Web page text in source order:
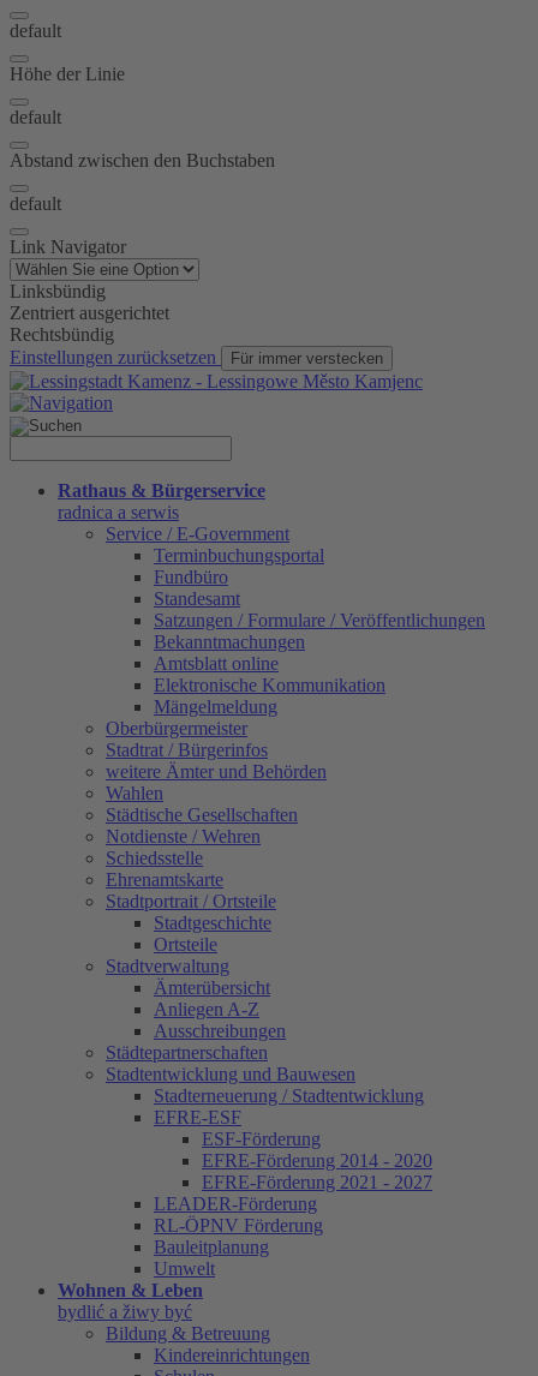
default
Höhe der Linie
default
Abstand zwischen den Buchstaben
default
Link Navigator
Linksbündig
Zentriert ausgerichtet
Rechtsbündig
Einstellungen zurücksetzen
Für immer verstecken
Rathaus & Bürgerservice
radnica a serwis
Service / E-Government
Terminbuchungsportal
Fundbüro
Standesamt
Satzungen / Formulare / Veröffentlichungen
Bekanntmachungen
Amtsblatt online
Elektronische Kommunikation
Mängelmeldung
Oberbürgermeister
Stadtrat / Bürgerinfos
weitere Ämter und Behörden
Wahlen
Städtische Gesellschaften
Notdienste / Wehren
Schiedsstelle
Ehrenamtskarte
Stadtportrait / Ortsteile
Stadtgeschichte
Ortsteile
Stadtverwaltung
Ämterübersicht
Anliegen A-Z
Ausschreibungen
Städtepartnerschaften
Stadtentwicklung und Bauwesen
Stadterneuerung / Stadtentwicklung
EFRE-ESF
ESF-Förderung
EFRE-Förderung 2014 - 2020
EFRE-Förderung 2021 - 2027
LEADER-Förderung
RL-ÖPNV Förderung
Bauleitplanung
Umwelt
Wohnen & Leben
bydlić a žiwy być
Bildung & Betreuung
Kindereinrichtungen